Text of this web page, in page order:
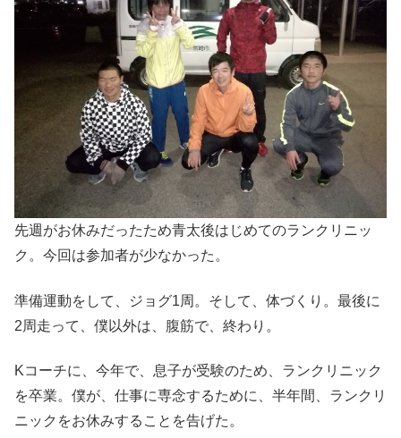
先週がお休みだったため青太後はじめてのランクリニッ
ク。今回は参加者が少なかった。
準備運動をして、ジョグ1周。そして、体づくり。最後に
2周走って、僕以外は、腹筋で、終わり。
Kコーチに、今年で、息子が受験のため、ランクリニック
を卒業。僕が、仕事に専念するために、半年間、ランクリ
ニックをお休みすることを告げた。